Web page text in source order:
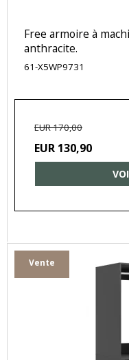
Free armoire à
anthracite.
61-X5WP9731
EUR 170,00
EUR 130,90
Vente